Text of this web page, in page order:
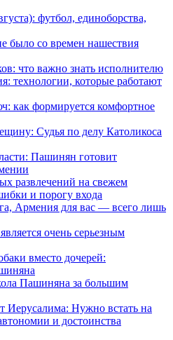
футбол, единоборства,
было со времен нашествия
что важно знать исполнителю
технологии, которые работают
как формируется комфортное
Судья по делу Католикоса
Пашинян готовит
развлечений на свежем
и порогу входа
Армения для вас — всего лишь
очень серьезным
вместо дочерей:
Пашиняна за большим
Иерусалима: Нужно встать на
и достоинства